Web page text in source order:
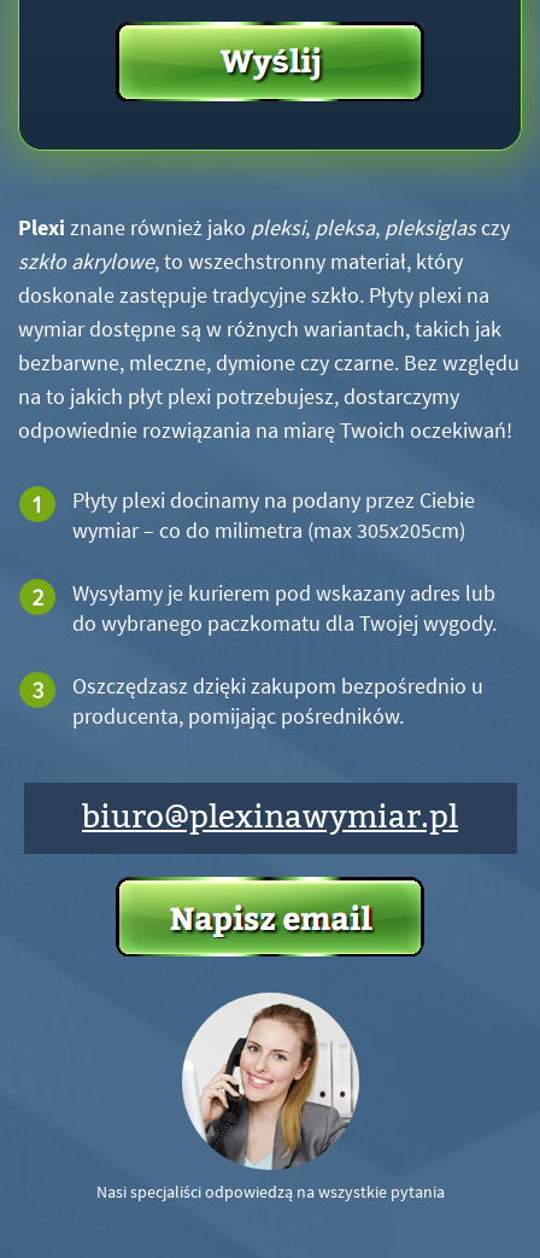
Plexi znane również jako pleksi, pleksa, pleksiglasczy
szkło akrylowe, to wszechstronny materiał, który
doskonale zastępuje tradycyjne szkło. Płyty plexi na
wymiar dostępne są w różnych wariantach, takich jak
bezbarwne, mleczne, dymione czy czarne. Bez względu
na to jakich płyt plexi potrzebujesz, dostarczymy
odpowiednie rozwiązania na miarę Twoich oczekiwań!
Płyty plexi docinamy na podany przez Ciebie
wymiar – co do milimetra (max 305x205cm)
Wysyłamy je kurierem pod wskazany adres lub
do wybranego paczkomatu dla Twojej wygody.
Oszczędzasz dzięki zakupom bezpośrednio u
producenta, pomijając pośredników.
biuro@plexinawymiar.pl
Nasi specjaliści odpowiedzą na wszystkie pytania